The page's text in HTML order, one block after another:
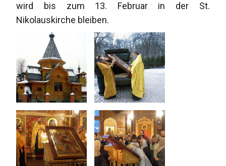
wird bis zum 13. Februar in der St.
Nikolauskirche bleiben.